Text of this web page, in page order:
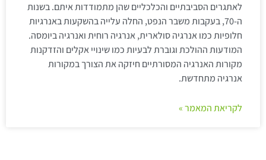
לאתגרים הסביבתיים והכלכליים שהן מתמודדות איתם. בשנות
ה-70, בעקבות משבר הנפט, החלה עלייה בהשקעות באנרגיות
חלופיות כמו אנרגיה סולארית, אנרגיה רוחית ואנרגיה ביומסה.
המודעות ההולכת וגוברת לבעיות כמו שינויי אקלים והזדקנות
מקורות האנרגיה המסורתיים חיזקה את הצורך במקורות
אנרגיה מתחדשת.
לקריאת המאמר »